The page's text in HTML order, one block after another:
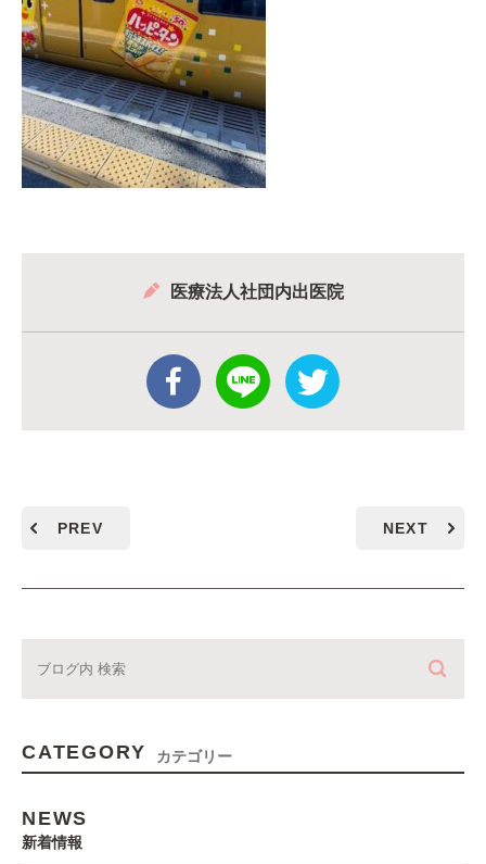
医療法人社団内出医院
PREV NEXT
CATEGORY カテゴリー
NEWS
新着情報